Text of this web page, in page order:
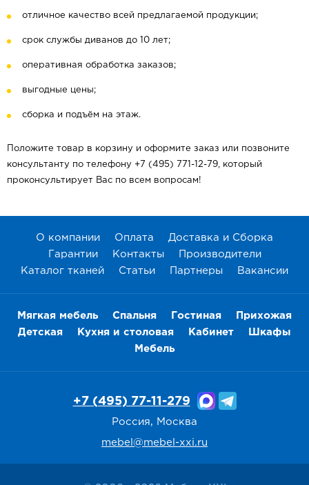
отличное качество всей предлагаемой продукции;
срок службы диванов до 10 лет;
оперативная обработка заказов;
выгодные цены;
сборка и подъём на этаж.
Положите товар в корзину и оформите заказ или позвоните
консультанту по телефону +7 (495) 771-12-79, который
проконсультирует Вас по всем вопросам!
О компании Оплата
Доставка и Сборка
Гарантии
Контакты
Производители
Каталог тканей
Статьи Партнеры Вакансии
Мягкая мебель Спальня Гостиная
Прихожая
Детская
Кухня и столовая Кабинет
Шкафы
Мебель
+7 (495) 77-11-279
Россия, Москва
mebel@mebel-xxi.ru